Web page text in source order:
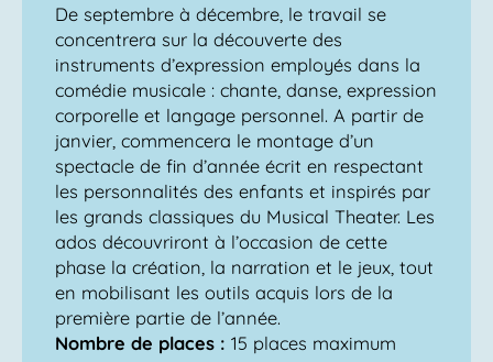
De septembre à décembre, le travail se
concentrera sur la découverte des
instruments d’expression employés dans la
comédie musicale : chante, danse, expression
corporelle et langage personnel. A partir de
janvier, commencera le montage d’un
spectacle de fin d’année écrit en respectant
les personnalités des enfants et inspirés par
les grands classiques du Musical Theater. Les
ados découvriront à l’occasion de cette
phase la création, la narration et le jeux, tout
en mobilisant les outils acquis lors de la
première partie de l’année.
Nombre de places : 15 places maximum